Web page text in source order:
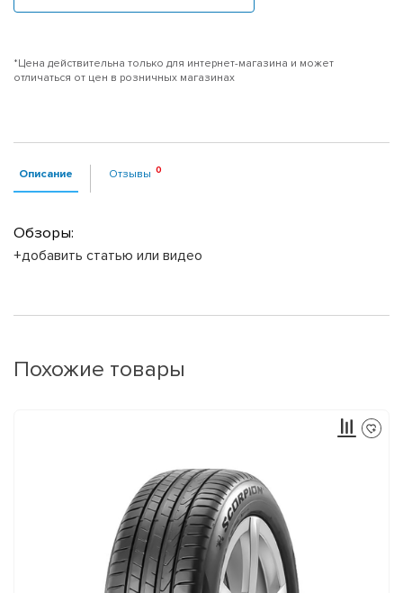
*Цена действительна только для интернет-магазина и может
отличаться от цен в розничных магазинах
Описание Отзывы
Обзоры:
+добавить статью или видео
Похожие товары